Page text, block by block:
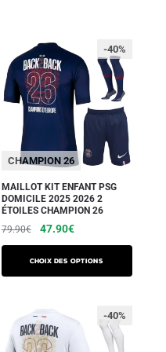
CHAMPION 26
-40%
MAILLOT KIT ENFANT PSG
DOMICILE 2025 2026 2
ÉTOILES CHAMPION 26
79.90€
Le
prix
initial
était :
47.90€Le
prix
actuel
est :
Choix des options
produit
plusieurs
variations.
-40%